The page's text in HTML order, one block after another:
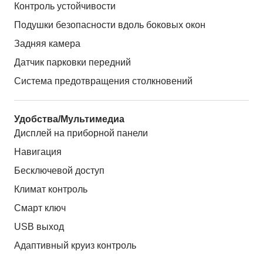
Контроль устойчивости
Подушки безопасности вдоль боковых окон
Задняя камера
Датчик парковки передний
Система предотвращения столкновений
Удобства/Мультимедиа
Дисплей на приборной панели
Навигация
Бесключевой доступ
Климат контроль
Смарт ключ
USB выход
Адаптивный круиз контроль